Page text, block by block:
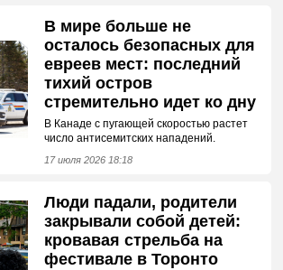
В мире больше не
осталось безопасных для
евреев мест: последний
тихий остров
стремительно идет ко дну
В Канаде с пугающей скоростью растет
число антисемитских нападений.
17 июля 2026 18:18
Люди падали, родители
закрывали собой детей:
кровавая стрельба на
фестивале в Торонто